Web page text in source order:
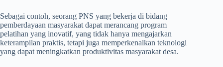
Sebagai contoh, seorang PNS yang bekerja di bidang
pemberdayaan masyarakat dapat merancang program
pelatihan yang inovatif, yang tidak hanya mengajarkan
keterampilan praktis, tetapi juga memperkenalkan teknologi
yang dapat meningkatkan produktivitas masyarakat desa.